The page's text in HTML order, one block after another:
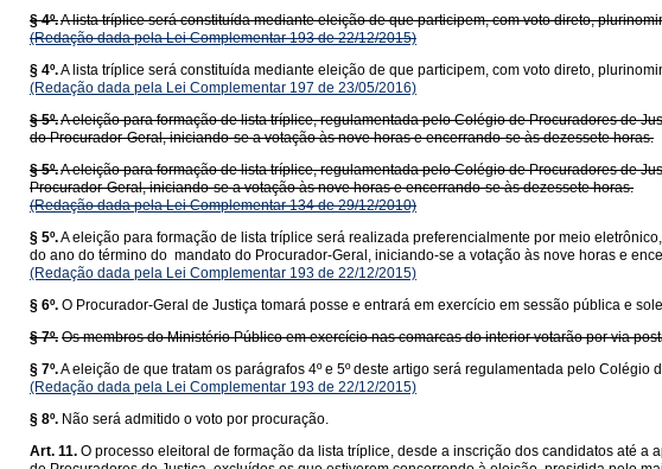
§ 4º.A lista tríplice será constituída mediante eleição de que participem, com voto direto,
(Redação dada pela Lei Complementar 193 de 22/12/2015)
§ 4º.A lista tríplice será constituída mediante eleição de que participem, com voto direto,
(Redação dada pela Lei Complementar 197 de 23/05/2016)
§ 5º.A eleição para formação de lista tríplice, regulamentada pelo Colégio de Procuradores de
do Procurador-Geral, iniciando-se a votação às nove horas e encerrando-se às dezessete horas.
§ 5º.A eleição para formação de lista tríplice, regulamentada pelo Colégio de Procuradores de
Procurador-Geral, iniciando-se a votação às nove horas e encerrando-se às dezessete horas.
(Redação dada pela Lei Complementar 134 de 29/12/2010)
§ 5º.A eleição para formação de lista tríplice será realizada preferencialmente por meio
do ano do término do mandato do Procurador-Geral, iniciando-se a votação às nove horas e
(Redação dada pela Lei Complementar 193 de 22/12/2015)
§ 6º. O Procurador-Geral de Justiça tomará posse e entrará em exercício em sessão pública e
§ 7º. Os membros do Ministério Público em exercício nas comarcas do interior votarão por via
§ 7º.A eleição de que tratam os parágrafos 4º e 5º deste artigo será regulamentada pelo Colégio
(Redação dada pela Lei Complementar 193 de 22/12/2015)
§ 8º. Não será admitido o voto por procuração.
Art. 11. O processo eleitoral de formação da lista tríplice, desde a inscrição dos candidatos até